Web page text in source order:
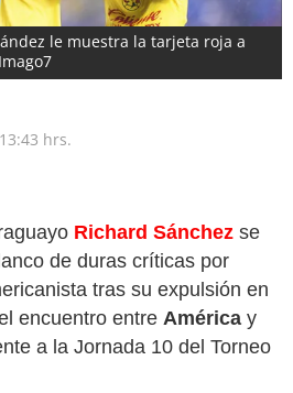
le muestra la tarjeta roja a
13:43 hrs.
Richard Sánchez se
de duras críticas por
tras su expulsión en
encuentro entre América y
a la Jornada 10 del Torneo